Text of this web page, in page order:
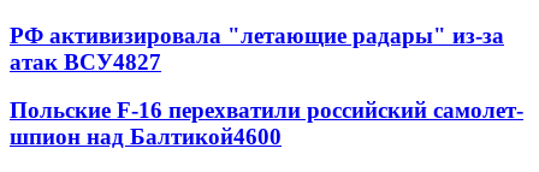
РФ активизировала "летающие радары" из-за
атак ВСУ4827
Польские F-16 перехватили российский самолет-
шпион над Балтикой4600